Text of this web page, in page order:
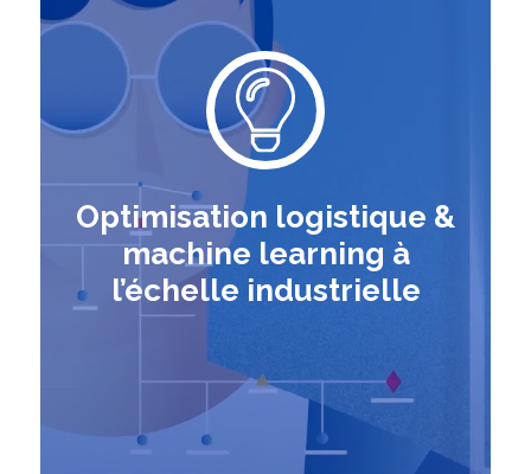
Optimisation logistique &
machine learning à
l’échelle industrielle